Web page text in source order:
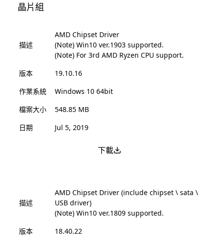
晶片組
描述
AMD Chipset Driver
(Note) Win10 ver.1903 supported.
(Note) For 3rd AMD Ryzen CPU support.
版本
19.10.16
作業系統
Windows 10 64bit
檔案大小
548.85 MB
日期
Jul 5, 2019
下載
描述
AMD Chipset Driver (include chipset \ sata \
USB driver)
(Note) Win10 ver.1809 supported.
版本
18.40.22